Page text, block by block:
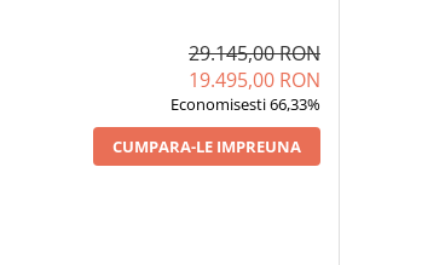
29.145,00 RON
19.495,00 RON
Economisesti 66,33%
CUMPARA-LE IMPREUNA